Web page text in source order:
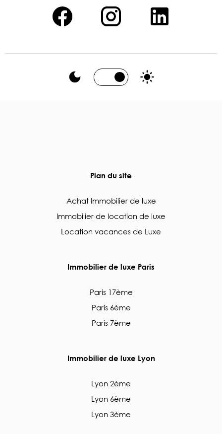
Plan du site
Achat Immobilier de luxe
Immobilier de location de luxe
Location vacances de Luxe
Immobilier de luxe Paris
Paris 17ème
Paris 6ème
Paris 7ème
Immobilier de luxe Lyon
Lyon 2ème
Lyon 6ème
Lyon 3ème